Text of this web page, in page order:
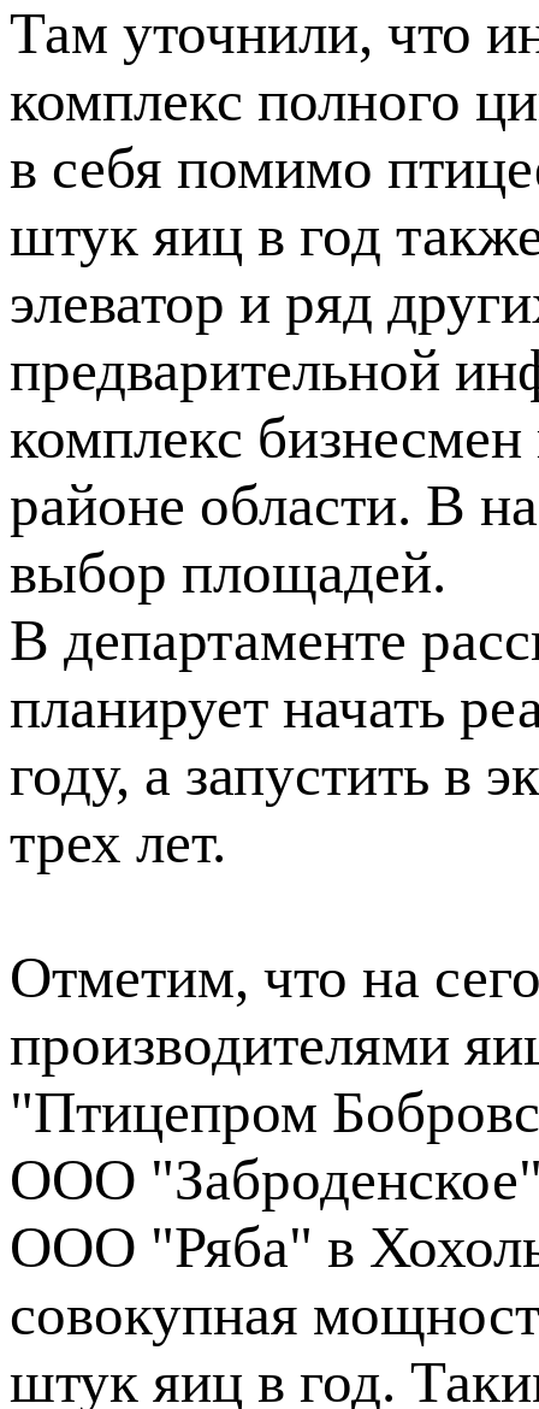
Там уточнили, что
комплекс полного
в себя помимо
штук яиц в год
элеватор и ряд
предварительной
комплекс
районе области. В
выбор площадей.
В департаменте
планирует начать
году, а запустить в
трех лет.
Отметим, что на
производителями
"Птицепром
ООО
ООО "Ряба" в
совокупная
штук яиц в год.